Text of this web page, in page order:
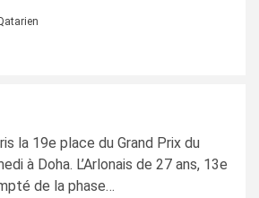
la 19e place du Grand Prix du
à Doha. L’Arlonais de 27 ans, 13e
de la phase…